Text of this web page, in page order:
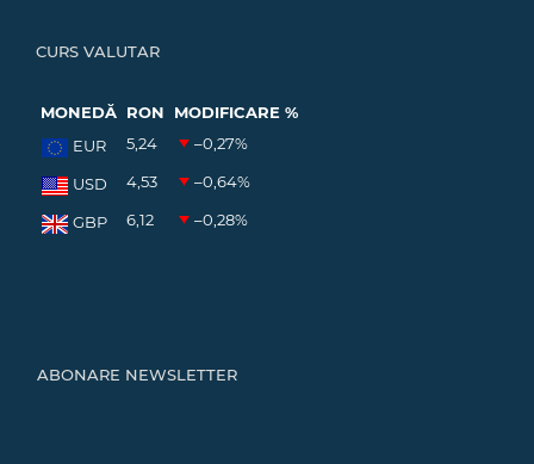
CURS VALUTAR
MONEDĂ RON
MODIFICARE %
EUR
5,24 –0,27%
USD 4,53 –0,64%
GBP 6,12 –0,28%
ABONARE NEWSLETTER